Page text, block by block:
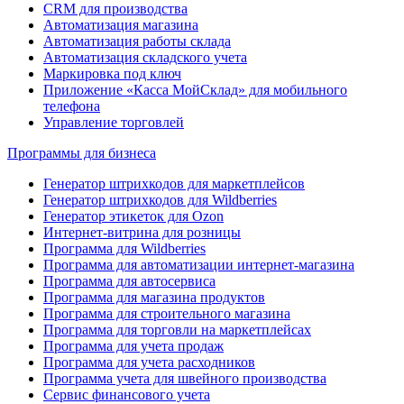
CRM для производства
Автоматизация магазина
Автоматизация работы склада
Автоматизация складского учета
Маркировка под ключ
Приложение «Касса МойСклад» для мобильного
телефона
Управление торговлей
Программы для бизнеса
Генератор штрихкодов для маркетплейсов
Генератор штрихкодов для Wildberries
Генератор этикеток для Ozon
Интернет-витрина для розницы
Программа для Wildberries
Программа для автоматизации интернет-магазина
Программа для автосервиса
Программа для магазина продуктов
Программа для строительного магазина
Программа для торговли на маркетплейсах
Программа для учета продаж
Программа для учета расходников
Программа учета для швейного производства
Сервис финансового учета